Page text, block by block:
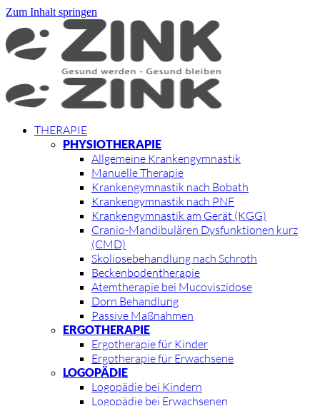
Zum Inhalt springen
THE­RA­PIE
PHY­SIO­THE­RA­PIE
All­ge­mei­ne Kran­ken­gym­nas­tik
Ma­nu­el­le The­ra­pie
Kran­ken­gym­nas­tik nach Bo­bath
Kran­ken­gym­nas­tik nach PNF
Kran­ken­gym­nas­tik am Ge­rät (KGG)
Cra­­nio-Man­­di­­bu­lä­­ren Dys­funk­tio­nen kurz
(CMD)
Sko­lio­se­be­hand­lung nach Schroth
Be­cken­bo­den­the­ra­pie
Atem­the­ra­pie bei Mu­co­vis­zi­do­se
Dorn Be­hand­lung
Pas­si­ve Maß­nah­men
ER­GO­THE­RA­PIE
Er­go­the­ra­pie für Kin­der
Er­go­the­ra­pie für Er­wach­se­ne
LO­GO­PÄ­DIE
Lo­go­pä­die bei Kin­dern
Lo­go­pä­die bei Er­wach­se­nen